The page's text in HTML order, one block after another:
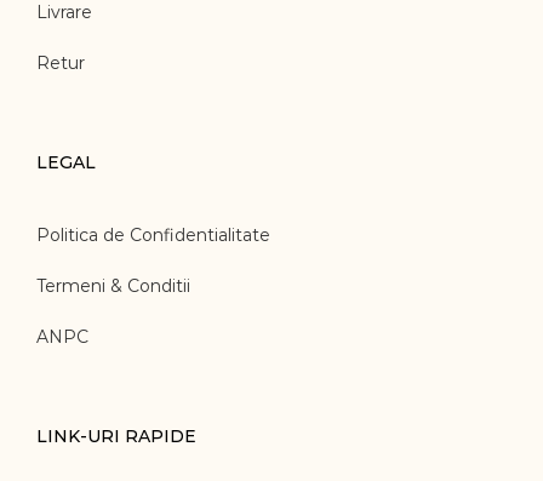
Livrare
Retur
LEGAL
Politica de Confidentialitate
Termeni & Conditii
ANPC
LINK-URI RAPIDE